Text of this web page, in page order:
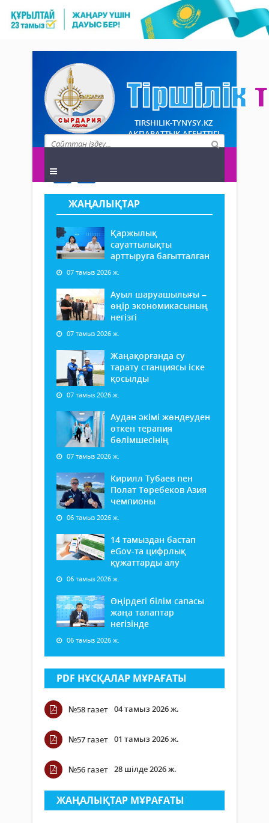
TIRSHILIK-TYNYSY.KZ
АҚПАРАТТЫҚ АГЕНТТІГІ
ЖАҢАЛЫҚТАР
Қаржылық
сауаттылықты
арттыруға бағытталған
07 тамыз 2026 ж.
Ауыл шаруашылығы –
өңір экономикасының
негізгі
07 тамыз 2026 ж.
Жаңақорғанда су
тарату станциясы іске
қосылды
07 тамыз 2026 ж.
Аудан әкімі жөндеуден
өткен терапия
бөлімшесінің
07 тамыз 2026 ж.
Кирилл Тубаев пен
Полат Төребеков Азия
чемпионы
06 тамыз 2026 ж.
14 тамыздан бастап
еGov-та цифрлық
құжаттарды алу
06 тамыз 2026 ж.
Өңірдегі білім сапасы
жаңа талаптар
негізінде
06 тамыз 2026 ж.
PDF НҰСҚАЛАР МҰРАҒАТЫ
№58 газет 04 тамыз 2026 ж.
№57 газет 01 тамыз 2026 ж.
№56 газет 28 шілде 2026 ж.
ЖАҢАЛЫҚТАР МҰРАҒАТЫ